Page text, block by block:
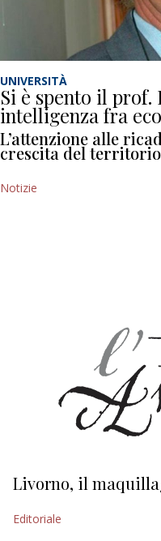
UNIVERSITÀ
Si è spento il prof.
intelligenza fra
L’attenzione alle
crescita del territorio
Notizie
Livorno, il
Editoriale